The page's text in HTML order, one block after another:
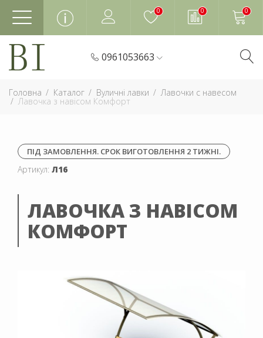
0 0 0
0961053663
Головна Каталог Вуличні лавки Лавочки с навесом
Лавочка з навісом Комфорт
ПІД ЗАМОВЛЕННЯ. СРОК ВИГОТОВЛЕННЯ 2 ТИЖНІ.
Артикул: Л16
ЛАВОЧКА З НАВІСОМ
КОМФОРТ